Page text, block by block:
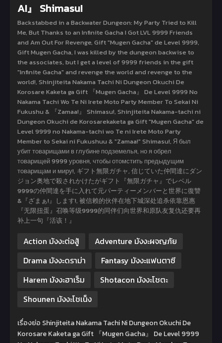
A!』 Shimasu!
Backstabbed in a Backwater Dungeon: My Party Tried to Kill
Me, But Thanks to an Infinite Gacha I Got LVL 9999 Friends
and Am Out For Revenge, Gift "Mugen Gacha" de Level 9999,
Gift Mugen Gacha, I was killed by the dungeon backwise to
the associates, but I get a level of 9999 friends in the gift
"Infinite Gacha" and revenge the world and revenge to the
world!, Shinjiteita Nakama Tachi Ni Dungeon Okuchi De
Korosare Kaketa ga Gift 『Mugen Gacha』 De Level 9999 No
Nakama Tachi Wo Te Ni Irete Moto Party Member To Sekai Ni
Fukushu & 『Zamaa!』 Shimasu!, Shinjiteita Nakama-tachi ni
Dungeon Okuchi de Korosarekaketa ga Gift "Mugen Gacha" de
Level 9999 no Nakama-tachi wo Te ni Irete Moto Party
Member to Sekai ni Fukushuu & "Zamaa!" Shimasu!, Я был
убит товарищами в глубине подземелья, но я обрел
товарищей 9999 уровня, чтобы отомстить предыдущим
товарищам и миру!, ギフト無限ガチャ, 信じていた仲間達にダン
ジョン奥地で殺されかけたがギフト『無限ガチャ』でレベル
9999の仲間達を手に入れて元パーティーメンバーと世界に復讐
&『ざまぁ!』します!, 被信赖的伙伴在地下城深处追杀依靠恩惠
『无限扭蛋』召唤等级9999的同伴们向世界和原队友复仇还要再
补上一句『活该！』
Action มังงะต่อสู้
Adventure มังงะผจญภัย
Drama มังงะดราม่า
Fantasy มังงะแฟนตาซี
Harem มังงะฮาเร็ม
Shotacon มังงะโชตะ
Shounen มังงะโชเน็ง
เรื่องย่อ Shinjiteita Nakama Tachi Ni Dungeon Okuchi De
Korosare Kaketa ga Gift 『Mugen Gacha』 De Level 9999